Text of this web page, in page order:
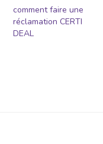
comment faire une
réclamation CERTI
DEAL